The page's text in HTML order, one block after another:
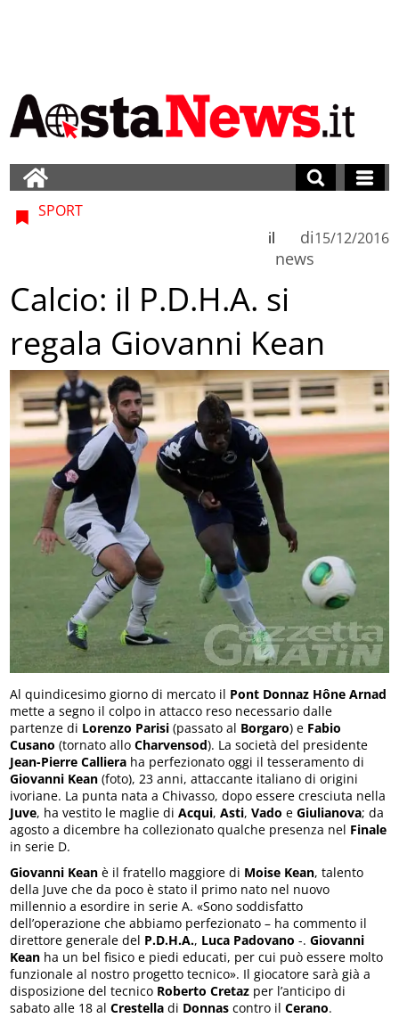
SPORT
di
news
il 15/12/2016
Calcio: il P.D.H.A. si
regala Giovanni Kean
Al quindicesimo giorno di mercato il Pont Donnaz Hône Arnad
mette a segno il colpo in attacco reso necessario dalle
partenze di Lorenzo Parisi (passato al Borgaro) e Fabio
Cusano (tornato alloCharvensod). La società del presidente
Jean-Pierre Calliera ha perfezionato oggi il tesseramento di
Giovanni Kean(foto), 23 anni, attaccante italiano di origini
ivoriane. La punta nata a Chivasso, dopo essere cresciuta nella
Juve, ha vestito le maglie diAcqui,Asti,Vado eGiulianova; da
agosto a dicembre ha collezionato qualche presenza nel Finale
in serie D.
Giovanni Keanè il fratello maggiore di Moise Kean, talento
della Juve che da poco è stato il primo nato nel nuovo
millennio a esordire in serie A. «Sono soddisfatto
dell’operazione che abbiamo perfezionato – ha commento il
direttore generale del P.D.H.A., Luca Padovano -.Giovanni
Kean ha un bel fisico e piedi educati, per cui può essere molto
funzionale al nostro progetto tecnico». Il giocatore sarà già a
disposizione del tecnico Roberto Cretaz per l’anticipo di
sabato alle 18 alCrestella di Donnas contro ilCerano.